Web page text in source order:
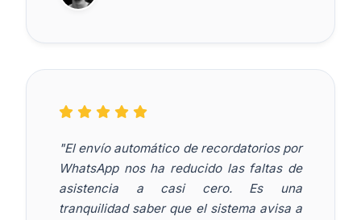
"El envío automático de recordatorios por
WhatsApp nos ha reducido las faltas de
asistencia a casi cero. Es una
tranquilidad saber que el sistema avisa a